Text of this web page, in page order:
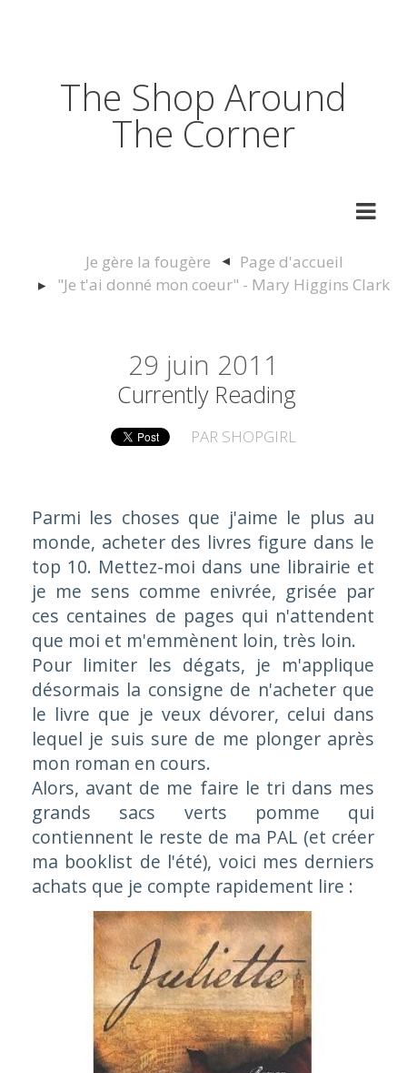
The Shop Around
The Corner
Je gère la fougère
Page d'accueil
"Je t'ai donné mon coeur" - Mary Higgins Clark
29 juin 2011
Currently Reading
PAR SHOPGIRL
Parmi les choses que j'aime le plus au
monde, acheter des livres figure dans le
top 10. Mettez-moi dans une librairie et
je me sens comme enivrée, grisée par
ces centaines de pages qui n'attendent
que moi et m'emmènent loin, très loin.
Pour limiter les dégats, je m'applique
désormais la consigne de n'acheter que
le livre que je veux dévorer, celui dans
lequel je suis sure de me plonger après
mon roman en cours.
Alors, avant de me faire le tri dans mes
grands sacs verts pomme qui
contiennent le reste de ma PAL (et créer
ma booklist de l'été), voici mes derniers
achats que je compte rapidement lire :